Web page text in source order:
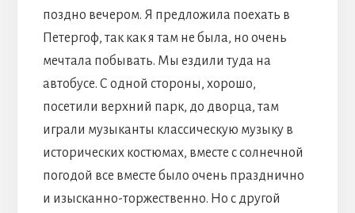
поздно вечером. Я предложила поехать в
Петергоф, так как я там не была, но очень
мечтала побывать. Мы ездили туда на
автобусе. С одной стороны, хорошо,
посетили верхний парк, до дворца, там
играли музыканты классическую музыку в
исторических костюмах, вместе с солнечной
погодой все вместе было очень празднично
и изысканно-торжественно. Но с другой